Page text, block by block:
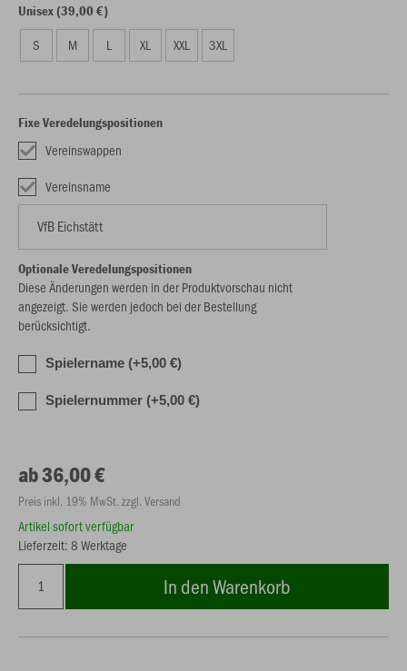
Unisex (39,00 €)
S M L XL XXL 3XL
Fixe Veredelungspositionen
Vereinswappen
Vereinsname
Optionale Veredelungspositionen
Diese Änderungen werden in der Produktvorschau nicht
angezeigt. Sie werden jedoch bei der Bestellung
berücksichtigt.
Spielername (+5,00 €)
Spielernummer (+5,00 €)
ab 36,00 €
Preis inkl. 19% MwSt. zzgl. Versand
Artikel sofort verfügbar
Lieferzeit: 8 Werktage
In den Warenkorb